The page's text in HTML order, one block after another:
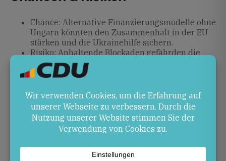
Chance: Alternative Finanzierungsmodelle ohne
Ungarn könnten den Zusammenhalt in der EU
stärken und die Ukrainehilfe sichern.
Risiko: Anhaltende Blockaden gefährden die
Solidarität innerhalb der EU und verzögern
dringend benötigte Unterstützung für die
Ausblick
In den kommenden Wochen dürfte die EU
Friedrich Merz seine angedrohten Konsequenzen